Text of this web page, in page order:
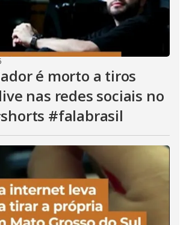
é morto a tiros
nas redes sociais no
#falabrasil